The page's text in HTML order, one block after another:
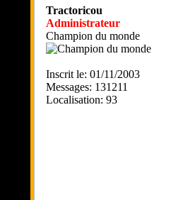
Tractoricou
Administrateur
Champion du monde
Inscrit le: 01/11/2003
Messages: 131211
Localisation: 93